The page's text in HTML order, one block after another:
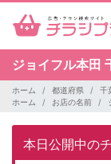
ジョイフル本田
ホーム 都道府県 千
ホーム
お店の名前
本日公開中の